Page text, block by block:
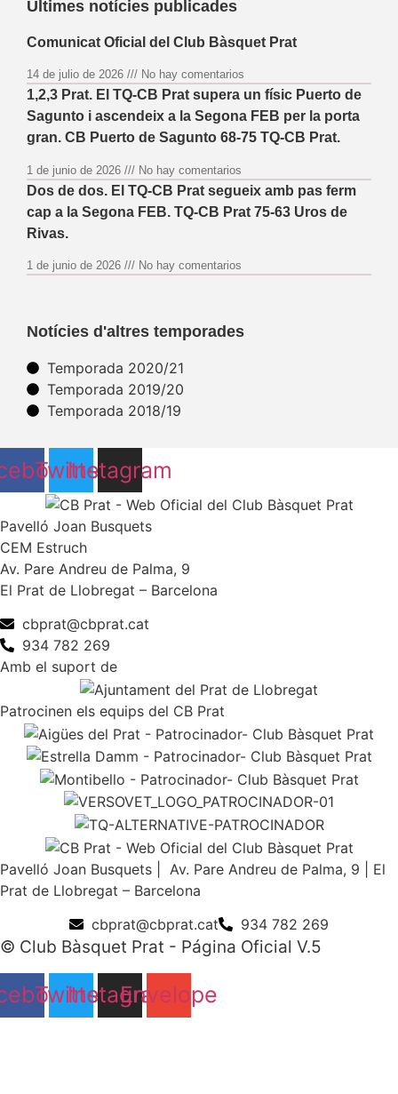
Últimes notícies publicades
Comunicat Oficial del Club Bàsquet Prat
14 de julio de 2026 No hay comentarios
1,2,3 Prat. El TQ-CB Prat supera un físic Puerto de
Sagunto i ascendeix a la Segona FEB per la porta
gran. CB Puerto de Sagunto 68-75 TQ-CB Prat.
1 de junio de 2026 No hay comentarios
Dos de dos. El TQ-CB Prat segueix amb pas ferm
cap a la Segona FEB. TQ-CB Prat 75-63 Uros de
Rivas.
1 de junio de 2026 No hay comentarios
Notícies d'altres temporades
Temporada 2020/21
Temporada 2019/20
Temporada 2018/19
Twitter
Instagram
Pavelló Joan Busquets
CEM Estruch
Av. Pare Andreu de Palma, 9
El Prat de Llobregat – Barcelona
cbprat@cbprat.cat
934 782 269
Amb el suport de
Patrocinen els equips del CB Prat
Pavelló Joan Busquets | Av. Pare Andreu de Palma, 9 | El
Prat de Llobregat – Barcelona
cbprat@cbprat.cat
934 782 269
© Club Bàsquet Prat - Página Oficial V.5
Twitter
Instagram
Envelope